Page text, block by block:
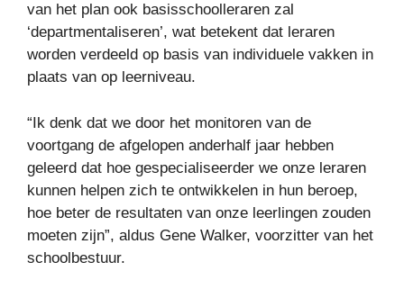
van het plan ook basisschoolleraren zal
‘departmentaliseren’, wat betekent dat leraren
worden verdeeld op basis van individuele vakken in
plaats van op leerniveau.
“Ik denk dat we door het monitoren van de
voortgang de afgelopen anderhalf jaar hebben
geleerd dat hoe gespecialiseerder we onze leraren
kunnen helpen zich te ontwikkelen in hun beroep,
hoe beter de resultaten van onze leerlingen zouden
moeten zijn”, aldus Gene Walker, voorzitter van het
schoolbestuur.